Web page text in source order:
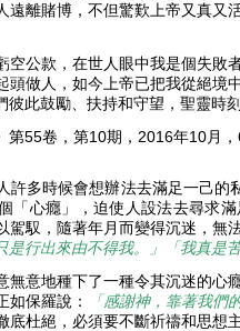
遠離賭博，不但驚歎上帝又真
空公款，在世人眼中我是個失敗
頭做人，如今上帝已把我從絕境
此鼓勵、扶持和守望，聖靈時
第55卷，第10期，2016年10月
許多時候會想辦法去滿足一己
「心癮」，迫使人設法去尋求
駕馭，隨著年月而變得沉迷，無
是行出來由不得我。」「我真是
無意地種下了一種令其沉迷的
如保羅說：
「感謝神，靠著我們
底杜絕，必須要不斷祈禱和思